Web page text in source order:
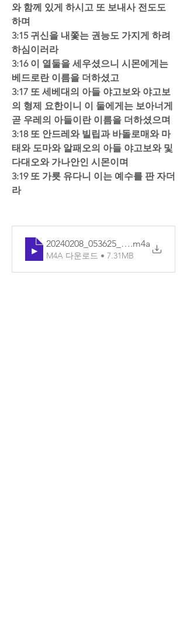
와 함께 있게 하시고 또 보내사 전도도
하며
3:15 귀신을 내쫓는 권능도 가지게 하려
하심이러라
3:16 이 열둘을 세우셨으니 시몬에게는
베드로란 이름을 더하셨고
3:17 또 세베대의 아들 야고보와 야고보
의 형제 요한이니 이 둘에게는 보아너게
곧 우레의 아들이란 이름을 더하셨으며
3:18 또 안드레와 빌립과 바돌로매와 마
태와 도마와 알패오의 아들 야고보와 및
다대오와 가나안인 시몬이며
3:19 또 가룟 유다니 이는 예수를 판 자더
라
20240208_053625_기본.m4a
M4A 다운로드 • 7.31MB